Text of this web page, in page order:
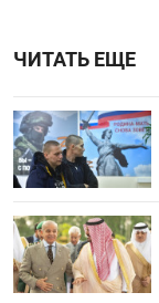
ЧИТАТЬ ЕЩЕ